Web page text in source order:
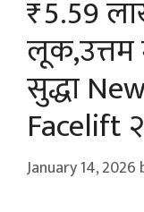
₹5.59
सुद्धा
Facelift
January 14, 2026